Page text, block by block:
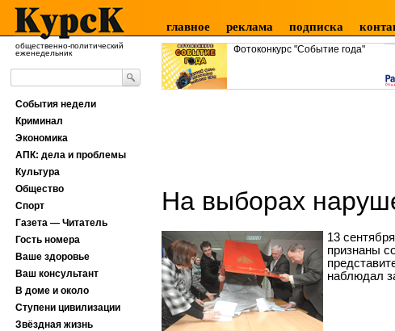
общественно-политический
еженедельник
главное реклама подписка
Фотоконкурс "Событие года"
На выборах
13
признаны
наблюдал
События недели
Криминал
Экономика
АПК: дела и проблемы
Культура
Общество
Спорт
Газета — Читатель
Гость номера
Ваше здоровье
Ваш консультант
В доме и около
Ступени цивилизации
Звёздная жизнь